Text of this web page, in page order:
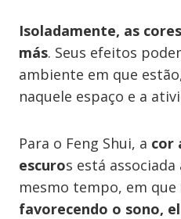
Isoladamente, as
más. Seus efeitos
ambiente em que
naquele espaço e a
Para o Feng Shui, a cor
escuros está associada
mesmo tempo, em que
favorecendo o sono,